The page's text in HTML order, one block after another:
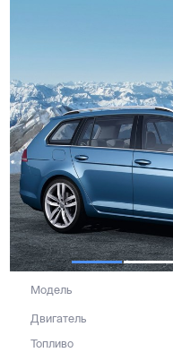
Модель
Двигатель
Топливо